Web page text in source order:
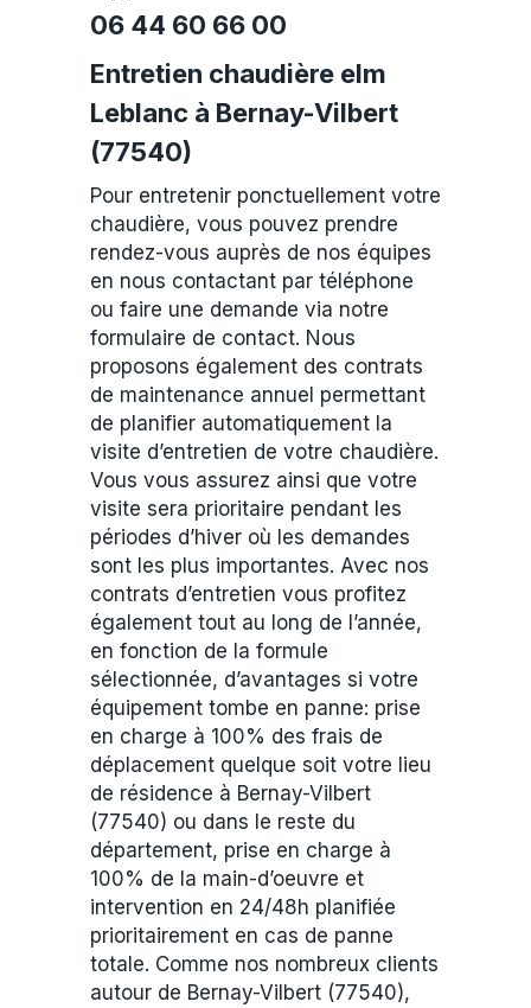
06 44 60 66 00
Entretien chaudière elm
Leblanc à Bernay-Vilbert
(77540)
Pour entretenir ponctuellement votre
chaudière, vous pouvez prendre
rendez-vous auprès de nos équipes
en nous contactant par téléphone
ou faire une demande via notre
formulaire de contact. Nous
proposons également des contrats
de maintenance annuel permettant
de planifier automatiquement la
visite d’entretien de votre chaudière.
Vous vous assurez ainsi que votre
visite sera prioritaire pendant les
périodes d’hiver où les demandes
sont les plus importantes. Avec nos
contrats d’entretien vous profitez
également tout au long de l’année,
en fonction de la formule
sélectionnée, d’avantages si votre
équipement tombe en panne: prise
en charge à 100% des frais de
déplacement quelque soit votre lieu
de résidence à Bernay-Vilbert
(77540) ou dans le reste du
département, prise en charge à
100% de la main-d’oeuvre et
intervention en 24/48h planifiée
prioritairement en cas de panne
totale. Comme nos nombreux clients
autour de Bernay-Vilbert (77540),